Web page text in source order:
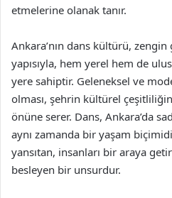
etmelerine olanak tanır.
Ankara’nın dans kültürü,
yapısıyla, hem yerel hem de
yere sahiptir. Geleneksel ve
olması, şehrin kültürel
önüne serer. Dans, Ankara’da
aynı zamanda bir yaşam
yansıtan, insanları bir araya
besleyen bir unsurdur.